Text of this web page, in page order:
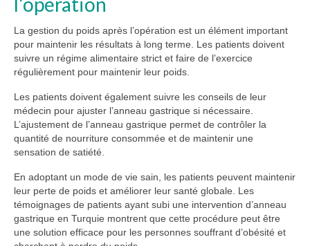
La gestion du poids après l’opération est un élément important
pour maintenir les résultats à long terme. Les patients doivent
suivre un régime alimentaire strict et faire de l’exercice
régulièrement pour maintenir leur poids.
Les patients doivent également suivre les conseils de leur
médecin pour ajuster l’anneau gastrique si nécessaire.
L’ajustement de l’anneau gastrique permet de contrôler la
quantité de nourriture consommée et de maintenir une
sensation de satiété.
En adoptant un mode de vie sain, les patients peuvent maintenir
leur perte de poids et améliorer leur santé globale. Les
témoignages de patients ayant subi une intervention d’anneau
gastrique en Turquie montrent que cette procédure peut être
une solution efficace pour les personnes souffrant d’obésité et